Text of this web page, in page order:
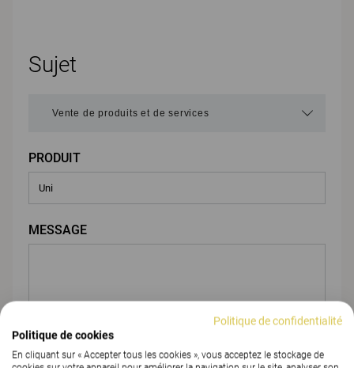
Sujet
PRODUIT
MESSAGE
Politique de confidentialité
Politique de cookies
En cliquant sur « Accepter tous les cookies », vous acceptez le stockage de